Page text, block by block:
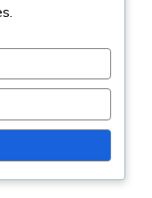
to dostarczyć
pobłażliwi mogą
Ta wiedza
meczów.